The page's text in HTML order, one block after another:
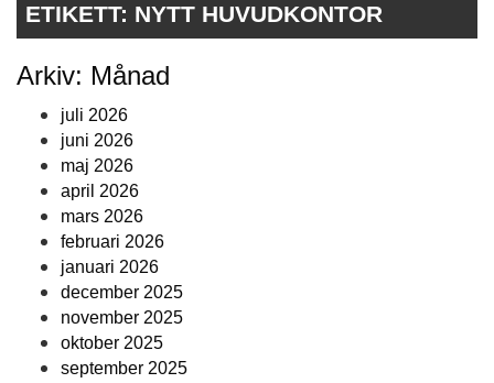
ETIKETT: NYTT HUVUDKONTOR
Arkiv: Månad
juli 2026
juni 2026
maj 2026
april 2026
mars 2026
februari 2026
januari 2026
december 2025
november 2025
oktober 2025
september 2025